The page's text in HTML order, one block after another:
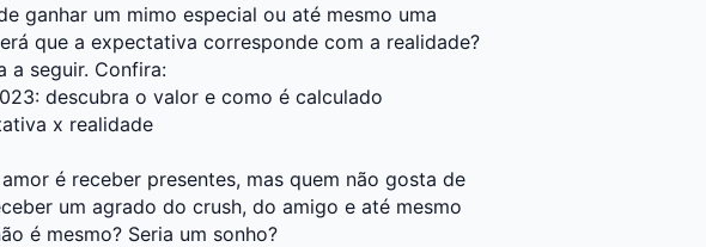
ganhar um mimo especial ou até mesmo uma
que a expectativa corresponde com a realidade?
a seguir. Confira:
descubra o valor e como é calculado
x realidade
é receber presentes, mas quem não gosta de
um agrado do crush, do amigo e até mesmo
é mesmo? Seria um sonho?